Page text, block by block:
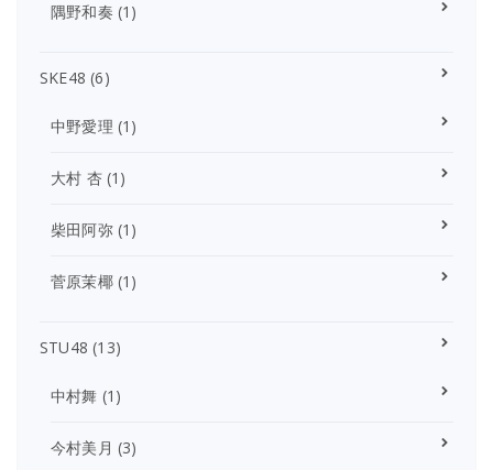
隅野和奏 (1)
SKE48 (6)
中野愛理 (1)
大村 杏(1)
柴田阿弥(1)
菅原茉椰(1)
STU48 (13)
中村舞 (1)
今村美月 (3)